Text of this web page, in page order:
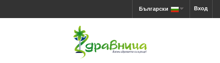
Вход
Български